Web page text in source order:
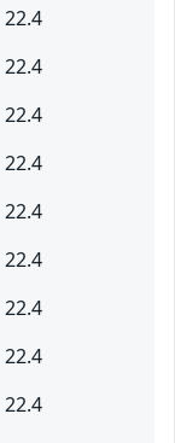
22.4
22.4
22.4
22.4
22.4
22.4
22.4
22.4
22.4